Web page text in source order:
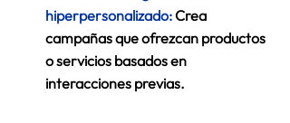
hiperpersonalizado: Crea
campañas que ofrezcan productos
o servicios basados en
interacciones previas.